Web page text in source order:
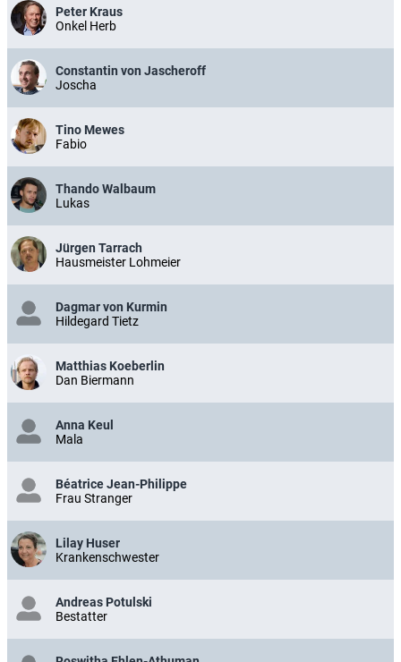
Peter Kraus
Onkel Herb
Constantin von Jascheroff
Joscha
Tino Mewes
Fabio
Thando Walbaum
Lukas
Jürgen Tarrach
Hausmeister Lohmeier
Dagmar von Kurmin
Hildegard Tietz
Matthias Koeberlin
Dan Biermann
Anna Keul
Mala
Béatrice Jean-Philippe
Frau Stranger
Lilay Huser
Krankenschwester
Andreas Potulski
Bestatter